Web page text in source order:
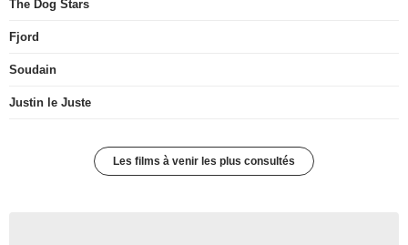
The Dog Stars
Fjord
Soudain
Justin le Juste
Les films à venir les plus consultés